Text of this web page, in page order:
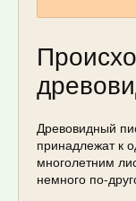
Древовидный
принадлежат к
многолетним
немного по-